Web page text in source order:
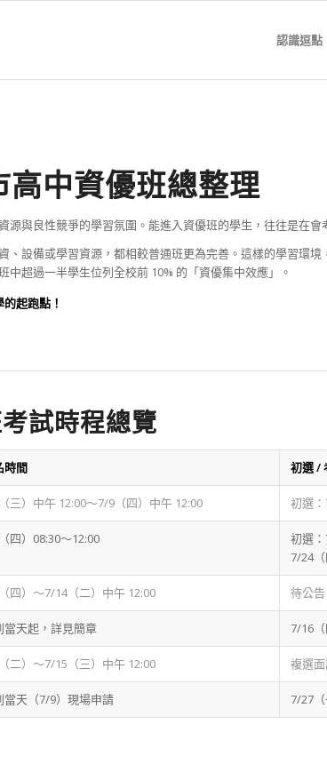
認識逗點
中資優班總整理
源與良性競爭的學習氛圍。能進入資優班的學生，往往是在
、設備或學習資源，都相較普通班更為完善。這樣的學習環
超過一半學生位列全校前 10% 的「資優集中效應」。
起跑點！
試時程總覽
時間 初選 /
三）中午 12:00～7/9（四）中午 12:00 初選
四）08:30～12:00
初選
7/24（
四）～7/14（二）中午 12:00 待公告
當天起，詳見簡章 7/16（
二）～7/15（三）中午 12:00 複選面
當天（7/9）現場申請 7/27